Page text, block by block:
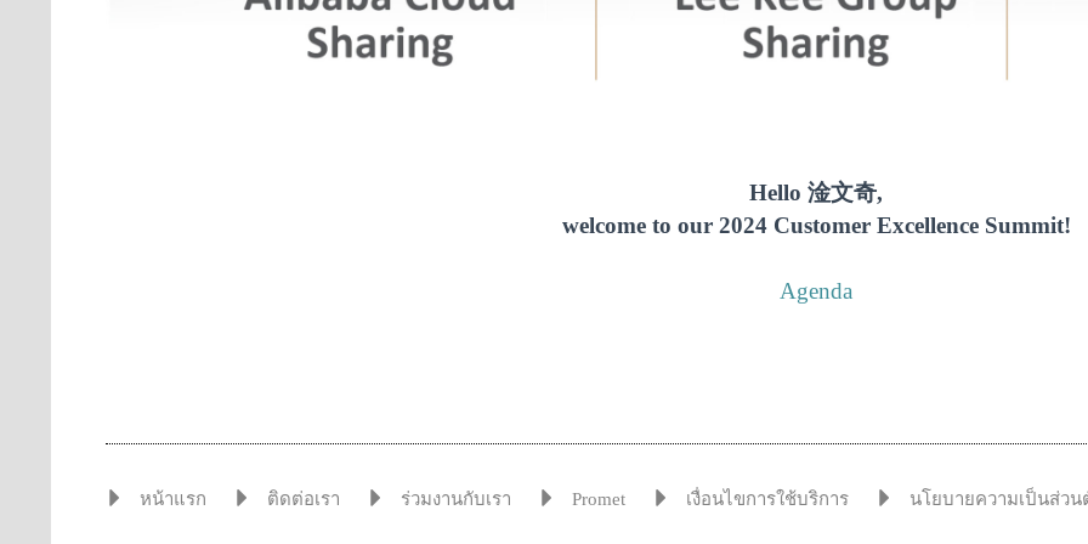
Hello 淦文奇,
welcome to our 2024 Customer Excellence Summit!
Agenda
หน้าแรก ติดต่อเรา ร่วมงานกับเรา Promet เงื่อนไขการใช้บริการ นโยบายความเป็นส่วน